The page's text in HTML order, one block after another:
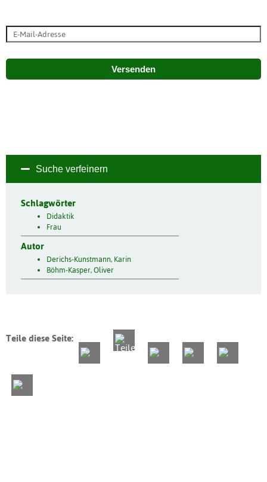
Versenden
Suche verfeinern
Schlagwörter
Didaktik
Frau
Autor
Derichs-Kunstmann, Karin
Böhm-Kasper, Oliver
Teile diese Seite: